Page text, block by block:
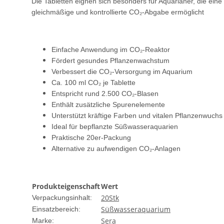
gleichmäßige und kontrollierte CO₂-Abgabe ermöglicht
Einfache Anwendung im CO₂-Reaktor
Fördert gesundes Pflanzenwachstum
Verbessert die CO₂-Versorgung im Aquarium
Ca. 100 ml CO₂ je Tablette
Entspricht rund 2.500 CO₂-Blasen
Enthält zusätzliche Spurenelemente
Unterstützt kräftige Farben und vitalen Pflanzenwuchs
Ideal für bepflanzte Süßwasseraquarien
Praktische 20er-Packung
Alternative zu aufwendigen CO₂-Anlagen
ProdukteigenschaftWert
Verpackungsinhalt: 20Stk
Einsatzbereich: Süßwasseraquarium
Marke: Sera